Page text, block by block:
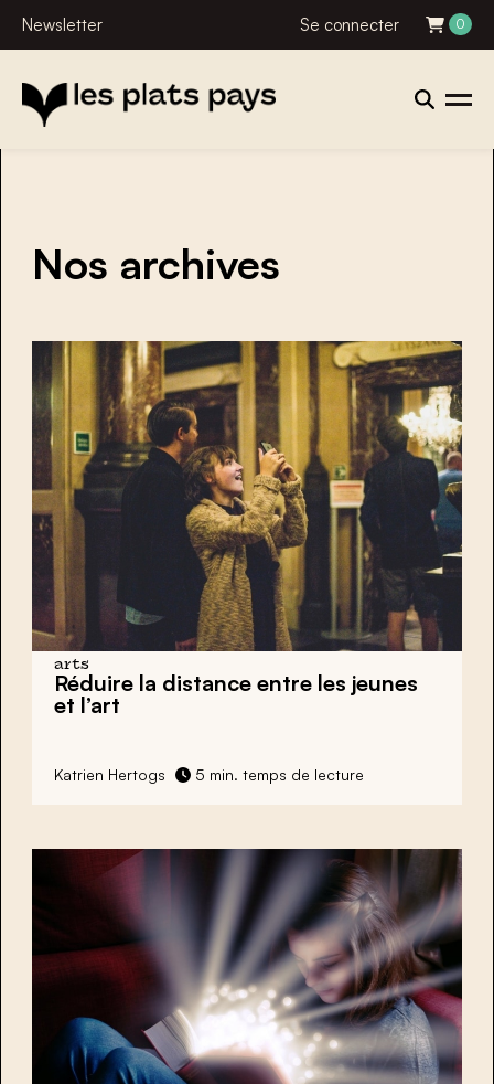
Newsletter Se connecter 0
Nos archives
arts
Réduire la distance entre les jeunes
et l’art
Katrien Hertogs 5 min. temps de lecture